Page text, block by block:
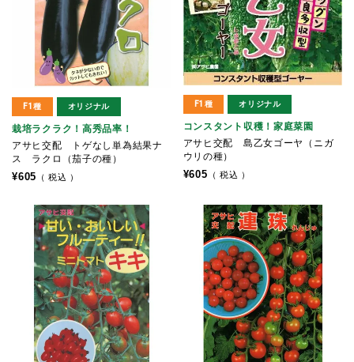
F1種 オリジナル
栽培ラクラク！高秀品率！
アサヒ交配 トゲなし単為結果ナ
ス ラクロ（茄子の種）
¥605 税込
F1種 オリジナル
コンスタント収穫！家庭菜園
アサヒ交配 島乙女ゴーヤ（ニガ
ウリの種）
¥605 税込